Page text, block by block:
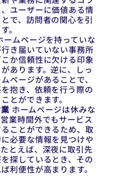
ユーザーに価値ある情
で、訪問者の関心を引
。
ームページを持っていな
き届いていない事務所
か信頼性に欠ける印象
あります。逆に、しっ
ページがあることで、
抱き、依頼を行う際の
とができます。
ホームページは休みな
業時間外でもサービス
ことができるため、取
必要な情報を見つけや
とえば、深夜に取引先
探しているとき、その
利便性が高まります。